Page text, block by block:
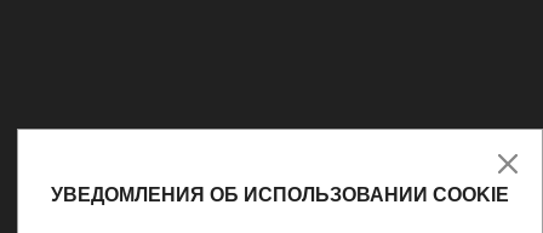
УВЕДОМЛЕНИЯ ОБ ИСПОЛЬЗОВАНИИ COOKIE